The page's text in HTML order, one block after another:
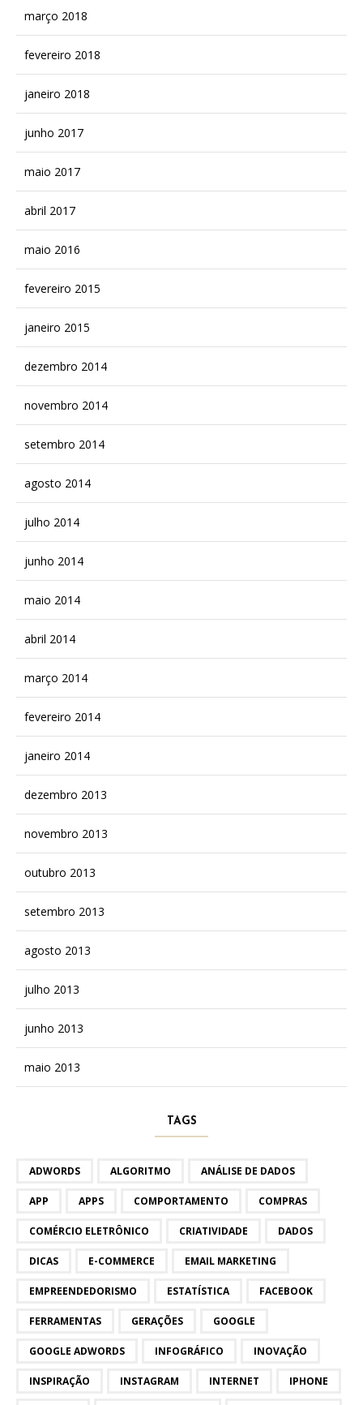
março 2018
fevereiro 2018
janeiro 2018
junho 2017
maio 2017
abril 2017
maio 2016
fevereiro 2015
janeiro 2015
dezembro 2014
novembro 2014
setembro 2014
agosto 2014
julho 2014
junho 2014
maio 2014
abril 2014
março 2014
fevereiro 2014
janeiro 2014
dezembro 2013
novembro 2013
outubro 2013
setembro 2013
agosto 2013
julho 2013
junho 2013
maio 2013
TAGS
ADWORDS ALGORITMO ANÁLISE DE DADOS
APP APPS COMPORTAMENTO COMPRAS
COMÉRCIO ELETRÔNICO CRIATIVIDADE DADOS
DICAS E-COMMERCE EMAIL MARKETING
EMPREENDEDORISMO ESTATÍSTICA FACEBOOK
FERRAMENTAS GERAÇÕES GOOGLE
GOOGLE ADWORDS INFOGRÁFICO INOVAÇÃO
INSPIRAÇÃO INSTAGRAM INTERNET IPHONE